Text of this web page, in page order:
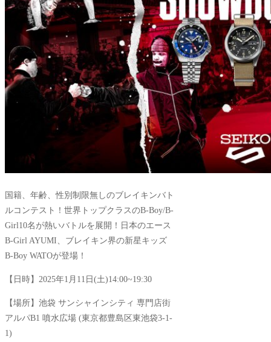
国籍、年齢、性別制限無しのブレイキンバト
ルコンテスト！世界トップクラスのB-Boy/B-
Girl10名が熱いバトルを展開！日本のエース
B-Girl AYUMI、ブレイキン界の新星キッズ
B-Boy WATOが登場！
【日時】2025年1月11日(土)14:00~19:30
【場所】池袋 サンシャインシティ 専門店街
アルパB1 噴水広場 (東京都豊島区東池袋3-1-
1)